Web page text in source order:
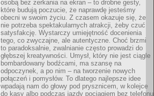
osobą bez zerkania na ekran – to drobne gesty,
które budują poczucie, że naprawdę jesteśmy
obecni w swoim życiu. Z czasem okazuje się, że
nie potrzeba spektakularnych atrakcji, żeby czuć
satysfakcję. Wystarczy umiejętność docenienia
tego, co zwyczajne, ale autentyczne. Choć brzmi
to paradoksalnie, zwalnianie często prowadzi do
głębszej kreatywności. Umysł, który nie jest ciągle
bombardowany bodźcami, ma szansę na
odpoczynek, a po nim – na tworzenie nowych
połączeń i pomysłów. To dlatego najlepsze idee
wpadają nam do głowy pod prysznicem, w kolejce
do kasy albo podczas jazdy pociągiem bez telefonu